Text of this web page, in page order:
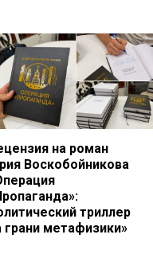
на роман
Воскобойникова
триллер
грани метафизики»